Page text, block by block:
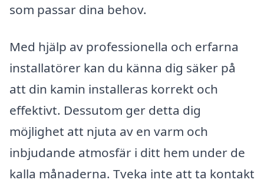
som passar dina behov.
Med hjälp av professionella och erfarna
installatörer kan du känna dig säker på
att din kamin installeras korrekt och
effektivt. Dessutom ger detta dig
möjlighet att njuta av en varm och
inbjudande atmosfär i ditt hem under de
kalla månaderna. Tveka inte att ta kontakt